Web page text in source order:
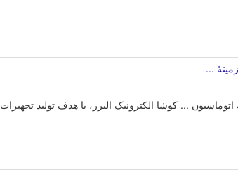
...
... کوشا الکترونیک البرز، با هدف تولید تجهیزات